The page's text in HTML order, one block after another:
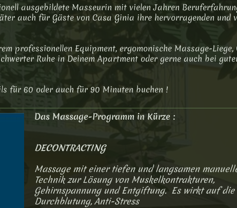
ausgebildete Masseurin mit vielen Jahren
auch für Gäste von Casa Ginia ihre hervorragenden und
professionellen Equipment, ergomonische Massage-Liege,
Ruhe in Deinem Apartment oder gerne auch bei
für 60 oder auch für 90 Minuten buchen !
Das Massage-Programm in Kürze :
DECONTRACTING
Massage mit einer tiefen und langsamen
Technik zur Lösung von Muskelkontrakturen,
Gehirnspannung und Entgiftung. Es wirkt auf
Durchblutung, Anti-Stress